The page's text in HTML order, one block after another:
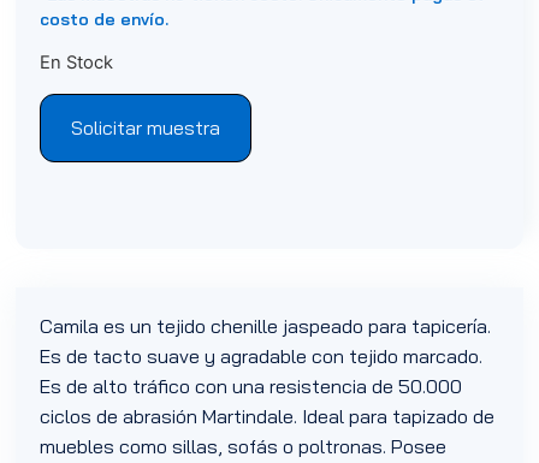
costo de envío.
En Stock
Solicitar muestra
Camila es un tejido chenille jaspeado para tapicería.
Es de tacto suave y agradable con tejido marcado.
Es de alto tráfico con una resistencia de 50.000
ciclos de abrasión Martindale. Ideal para tapizado de
muebles como sillas, sofás o poltronas. Posee